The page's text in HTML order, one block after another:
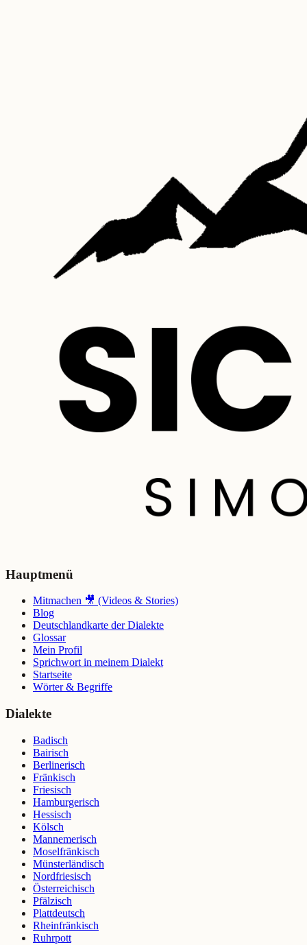
Hauptmenü
Mitmachen 🎥 (Videos & Stories)
Blog
Deutschlandkarte der Dialekte
Glossar
Mein Profil
Sprichwort in meinem Dialekt
Startseite
Wörter & Begriffe
Dialekte
Badisch
Bairisch
Berlinerisch
Fränkisch
Friesisch
Hamburgerisch
Hessisch
Kölsch
Mannemerisch
Moselfränkisch
Münsterländisch
Nordfriesisch
Österreichisch
Pfälzisch
Plattdeutsch
Rheinfränkisch
Ruhrpott